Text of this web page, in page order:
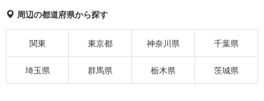
周辺の都道府県から探す
関東 東京都 神奈川県 千葉県
埼玉県 群馬県 栃木県 茨城県